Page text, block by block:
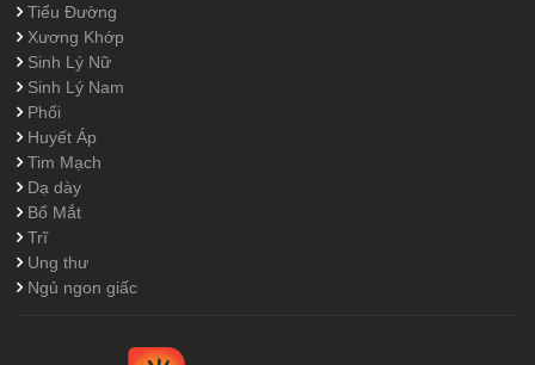
Tiểu Đường
Xương Khớp
Sinh Lý Nữ
Sinh Lý Nam
Phổi
Huyết Áp
Tim Mạch
Dạ dày
Bổ Mắt
Trĩ
Ung thư
Ngủ ngon giấc